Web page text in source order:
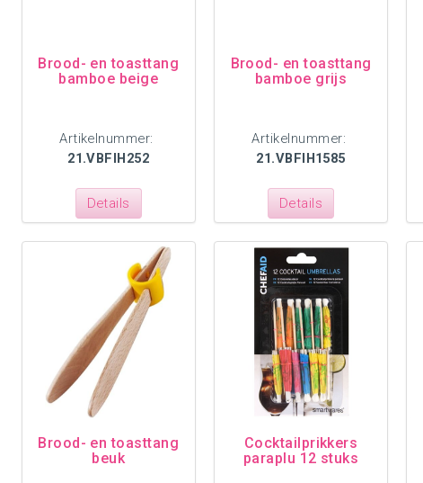
Brood- en toasttang
bamboe beige
Artikelnummer:
21.VBFIH252
Details
Brood- en toasttang
bamboe grijs
Artikelnummer:
21.VBFIH1585
Details
Brood- en toasttang
beuk
Cocktailprikkers
paraplu 12 stuks